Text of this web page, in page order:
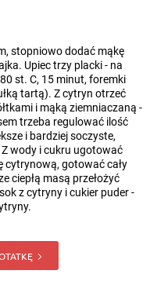
stopniowo dodać mąkę
Upiec trzy placki - na
st. C, 15 minut, foremki
tartą). Z cytryn otrzeć
i mąką ziemniaczaną -
trzeba regulować ilość
i bardziej soczyste,
Z wody i cukru ugotować
cytrynową, gotować cały
ciepłą masą przełożyć
z cytryny i cukier puder -